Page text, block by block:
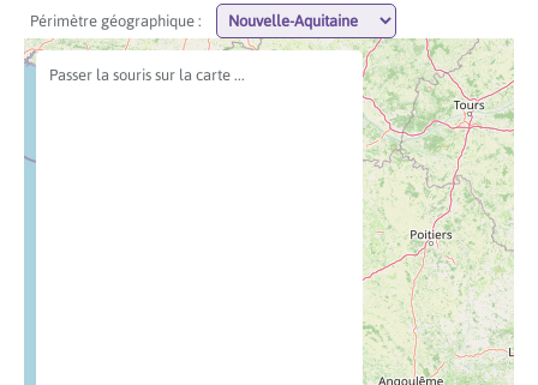
Périmètre géographique :
Passer la souris sur la carte ...